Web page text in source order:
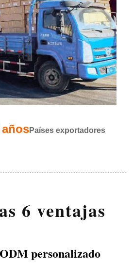
añosPaíses exportadores
6 ventajas
personalizado